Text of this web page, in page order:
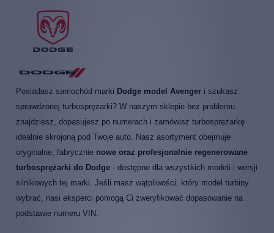
Posiadasz samochód marki Dodge model Avenger i szukasz
sprawdzonej turbosprężarki? W naszym sklepie bez problemu
znajdziesz, dopasujesz po numerach i zamówisz turbosprężarkę
idealnie skrojoną pod Twoje auto. Nasz asortyment obejmuje
oryginalne, fabrycznie nowe oraz profesjonalnie regenerowane
turbosprężarki do Dodge - dostępne dla wszystkich modeli i wersji
silnikowych tej marki. Jeśli masz wątpliwości, który model turbiny
wybrać, nasi eksperci pomogą Ci zweryfikować dopasowanie na
podstawie numeru VIN.